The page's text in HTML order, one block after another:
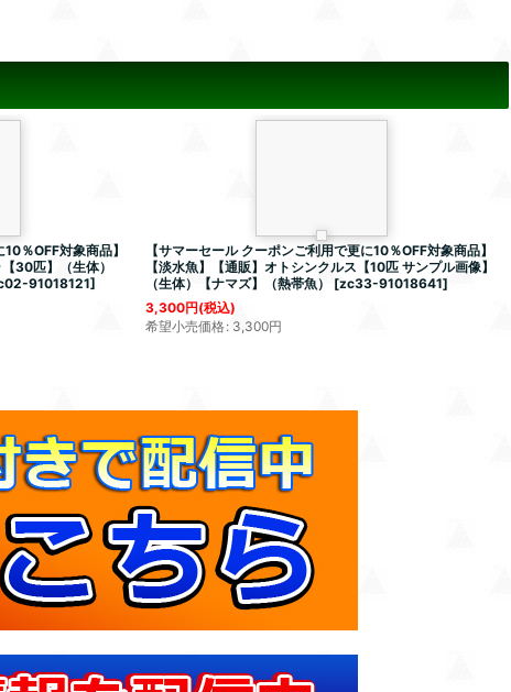
％OFF対象商品】
30匹】（生体）
91018121]
【サマーセール クーポンご利用で更に10％OFF対象商品】
【淡水魚】【通販】オトシンクルス【10匹 サンプル画像】
（生体）【ナマズ】（熱帯魚）
[zc33-91018641]
3,300円(税込)
希望小売価格: 3,300円